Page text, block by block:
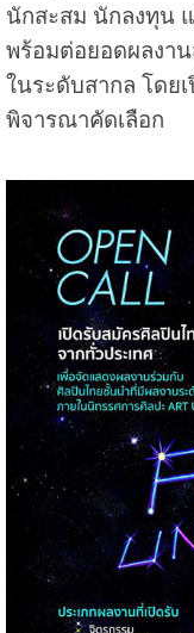
นักสะสม นักลงทุน
พร้อมต่อยอดผลงา
ในระดับสากล โดย
พิจารณาคัดเลือก